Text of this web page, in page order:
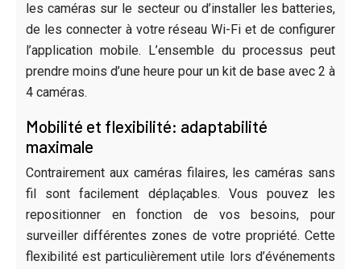
les caméras sur le secteur ou d’installer les batteries,
de les connecter à votre réseau Wi-Fi et de configurer
l’application mobile. L’ensemble du processus peut
prendre moins d’une heure pour un kit de base avec 2 à
4 caméras.
Mobilité et flexibilité: adaptabilité
maximale
Contrairement aux caméras filaires, les caméras sans
fil sont facilement déplaçables. Vous pouvez les
repositionner en fonction de vos besoins, pour
surveiller différentes zones de votre propriété. Cette
flexibilité est particulièrement utile lors d’événements